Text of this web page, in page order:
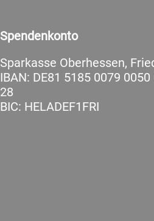
Spendenkonto
Sparkasse Oberhessen,
IBAN: DE81 5185 0079 0050
28
BIC: HELADEF1FRI